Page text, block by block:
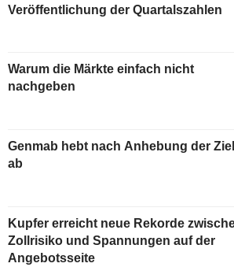
Veröffentlichung der Quartalszahlen
Warum die Märkte einfach nicht
nachgeben
Genmab hebt nach Anhebung der
ab
Kupfer erreicht neue Rekorde
Zollrisiko und Spannungen auf der
Angebotsseite